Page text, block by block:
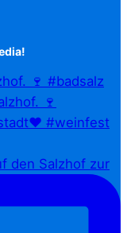
🍷 #badsalz
den Salzhof zur